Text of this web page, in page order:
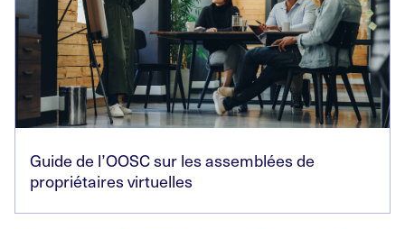
Guide de l’OOSC sur les assemblées de
propriétaires virtuelles